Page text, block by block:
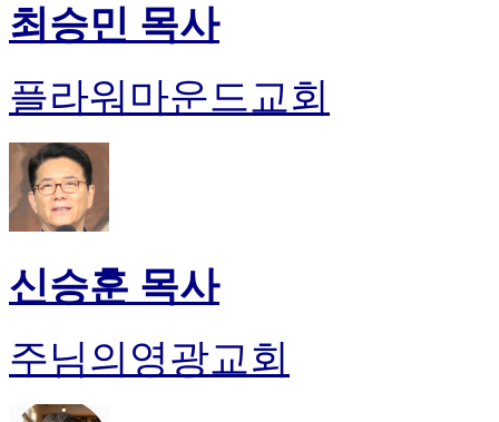
최승민 목사
플라워마운드교회
신승훈 목사
주님의영광교회